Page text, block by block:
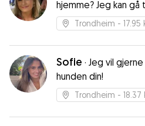
hjemme? Jeg kan gå
hunden for deg!
Trondheim - 17.95
Sofie · Jeg vil
hunden din!
Trondheim - 18.37